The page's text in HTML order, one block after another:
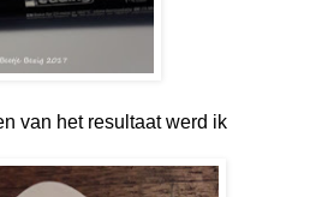
van het resultaat werd ik